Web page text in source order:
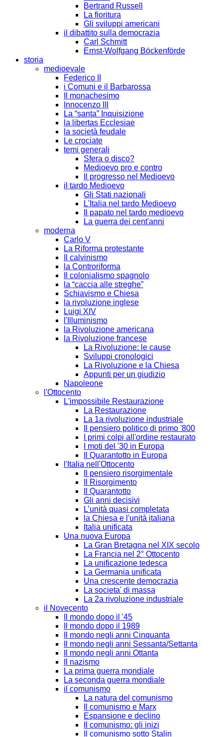
Bertrand Russell
La fioritura
Gli sviluppi americani
il dibattito sulla democrazia
Carl Schmitt
Ernst-Wolfgang Böckenförde
storia
medioevale
Federico II
i Comuni e il Barbarossa
Il monachesimo
Innocenzo III
La “santa” Inquisizione
la libertas Ecclesiae
la società feudale
Le crociate
temi generali
Sfera o disco?
Medioevo pro e contro
Il progresso nel Medioevo
il tardo Medioevo
Gli Stati nazionali
L'Italia nel tardo Medioevo
Il papato nel tardo medioevo
La guerra dei cent'anni
moderna
Carlo V
La Riforma protestante
Il calvinismo
la Controriforma
Il colonialismo spagnolo
la “caccia alle streghe”
Schiavismo e Chiesa
la rivoluzione inglese
Luigi XIV
l'Illuminismo
la Rivoluzione americana
la Rivoluzione francese
La Rivoluzione: le cause
Sviluppi cronologici
La Rivoluzione e la Chiesa
Appunti per un giudizio
Napoleone
l'Ottocento
L'impossibile Restaurazione
La Restaurazione
La 1a rivoluzione industriale
Il pensiero politico di primo '800
I primi colpi all'ordine restaurato
I moti del '30 in Europa
Il Quarantotto in Europa
l'Italia nell'Ottocento
Il pensiero risorgimentale
Il Risorgimento
Il Quarantotto
Gli anni decisivi
L’unità quasi completata
la Chiesa e l'unità italiana
Italia unificata
Una nuova Europa
La Gran Bretagna nel XIX secolo
La Francia nel 2° Ottocento
La unificazione tedesca
La Germania unificata
Una crescente democrazia
La societa' di massa
La 2a rivoluzione industriale
il Novecento
Il mondo dopo il '45
Il mondo dopo il 1989
Il mondo negli anni Cinquanta
Il mondo negli anni Sessanta/Settanta
Il mondo negli anni Ottanta
Il nazismo
La prima guerra mondiale
La seconda guerra mondiale
il comunismo
La natura del comunismo
Il comunismo e Marx
Espansione e declino
Il comunismo: gli inizi
Il comunismo sotto Stalin